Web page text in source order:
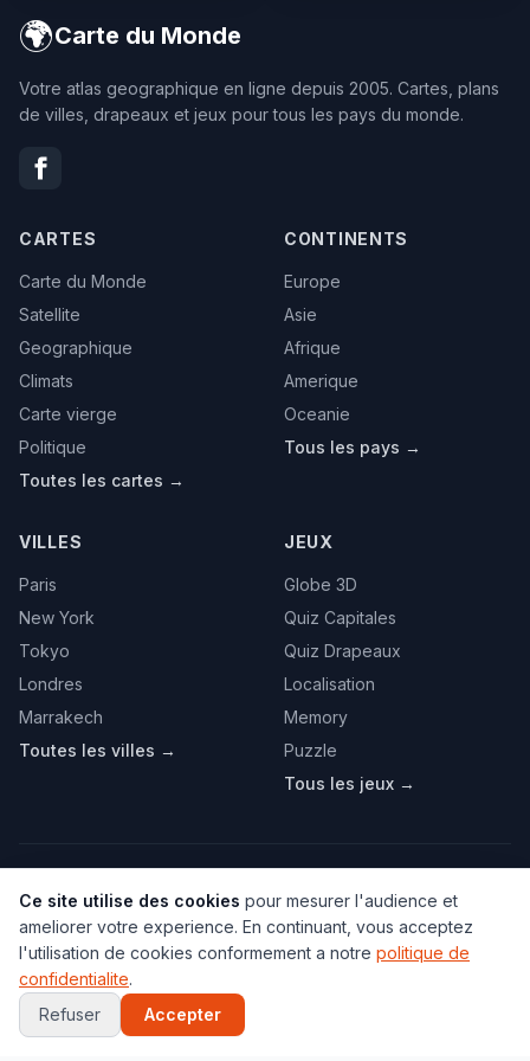
🌍Carte du Monde
Votre atlas geographique en ligne depuis 2005. Cartes, plans
de villes, drapeaux et jeux pour tous les pays du monde.
CARTES
Carte du Monde
Satellite
Geographique
Climats
Carte vierge
Politique
Toutes les cartes →
CONTINENTS
Europe
Asie
Afrique
Amerique
Oceanie
Tous les pays →
VILLES
Paris
New York
Tokyo
Londres
Marrakech
Toutes les villes →
JEUX
Globe 3D
Quiz Capitales
Quiz Drapeaux
Localisation
Memory
Puzzle
Tous les jeux →
France Etats-Unis Maroc Espagne
Portugal
Australie
Bresil
Algerie Tunisie
Ce site utilise des cookies pour mesurer l'audience et
ameliorer votre experience. En continuant, vous acceptez
l'utilisation de cookies conformement a notre politique de
confidentialite.
Refuser
Accepter